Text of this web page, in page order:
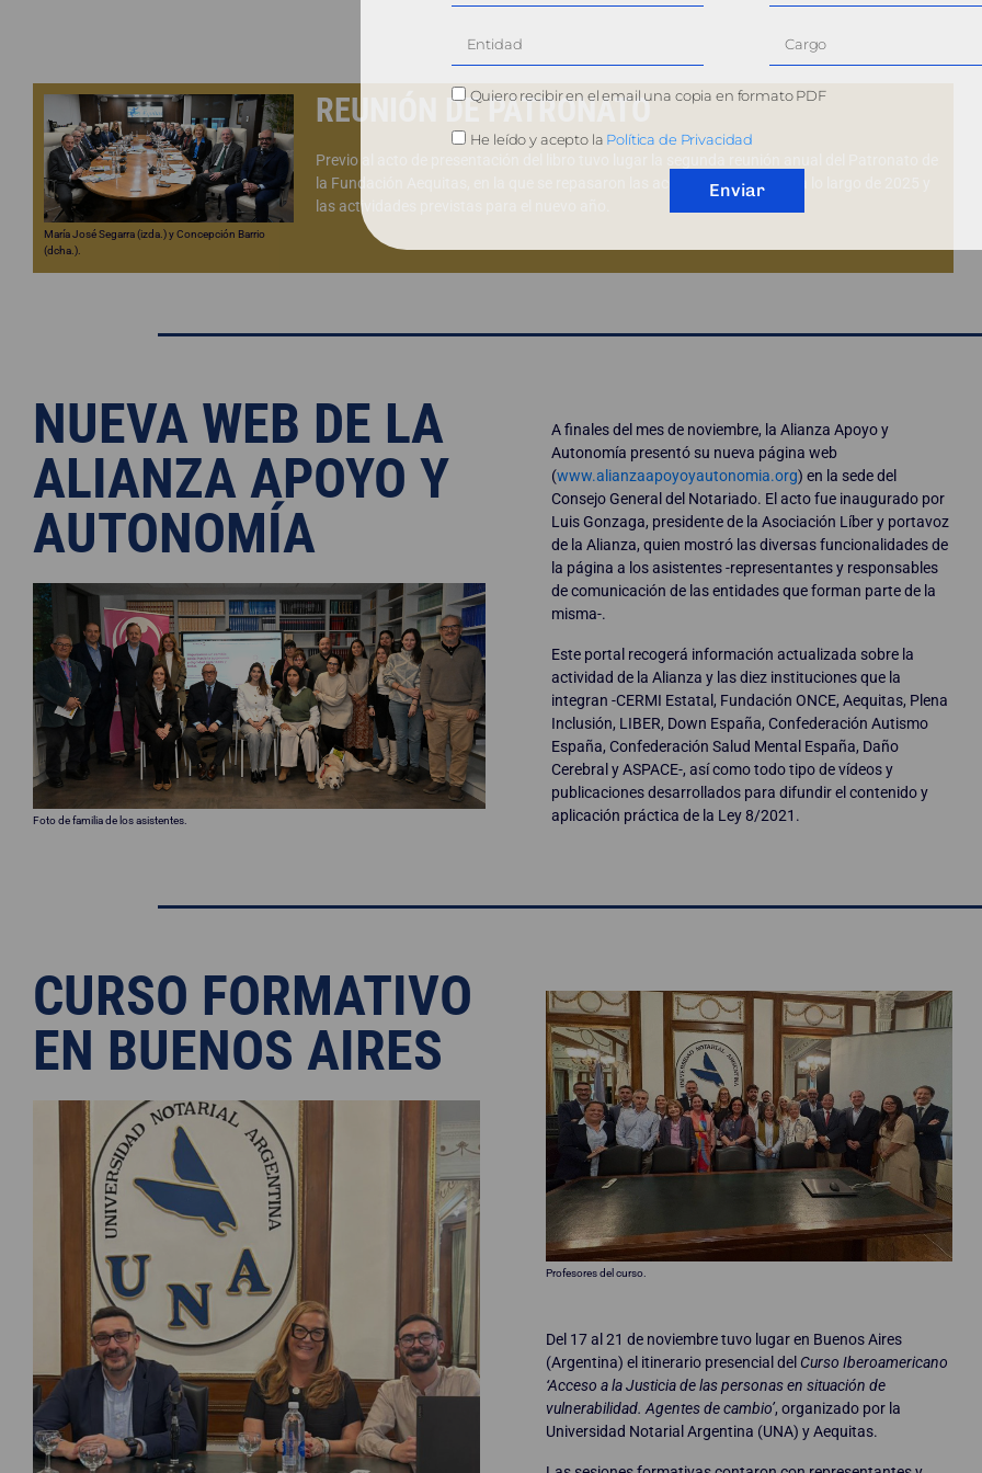
María José Segarra (izda.) y Concepción Barrio
(dcha.).
REUNIÓN DE PATRONATO
Previo al acto de presentación del libro tuvo lugar la segunda reunión anual del Patronato de
la Fundación Aequitas, en la que se repasaron las acciones acometidas a lo largo de 2025 y
las actividades previstas para el nuevo año.
NUEVA WEB DE LA
ALIANZA APOYO Y
AUTONOMÍA
Foto de familia de los asistentes.
A finales del mes de noviembre, la Alianza Apoyo y
Autonomía presentó su nueva página web
(www.alianzaapoyoyautonomia.org) en la sede del
Consejo General del Notariado. El acto fue inaugurado por
Luis Gonzaga, presidente de la Asociación Líber y portavoz
de la Alianza, quien mostró las diversas funcionalidades de
la página a los asistentes -representantes y responsables
de comunicación de las entidades que forman parte de la
misma-.
Este portal recogerá información actualizada sobre la
actividad de la Alianza y las diez instituciones que la
integran -CERMI Estatal, Fundación ONCE, Aequitas, Plena
Inclusión, LIBER, Down España, Confederación Autismo
España, Confederación Salud Mental España, Daño
Cerebral y ASPACE-, así como todo tipo de vídeos y
publicaciones desarrollados para difundir el contenido y
aplicación práctica de la Ley 8/2021.
CURSO FORMATIVO
EN BUENOS AIRES
Profesores del curso.
Del 17 al 21 de noviembre tuvo lugar en Buenos Aires
(Argentina) el itinerario presencial del Curso Iberoamericano
‘Acceso a la Justicia de las personas en situación de
vulnerabilidad. Agentes de cambio’, organizado por la
Universidad Notarial Argentina (UNA) y Aequitas.
Quiero recibir en el email una copia en formato PDF
He leído y acepto la Política de Privacidad
Enviar